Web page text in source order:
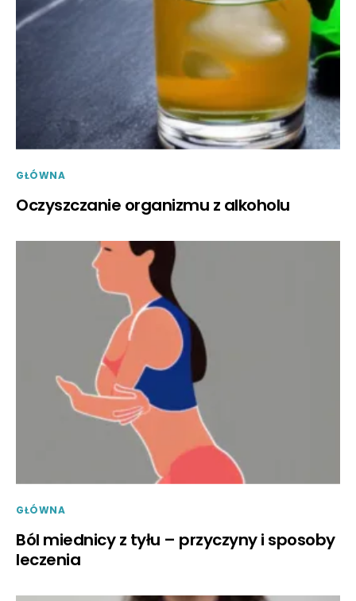
GŁÓWNA
Oczyszczanie organizmu z alkoholu
GŁÓWNA
Ból miednicy z tyłu – przyczyny i sposoby
leczenia